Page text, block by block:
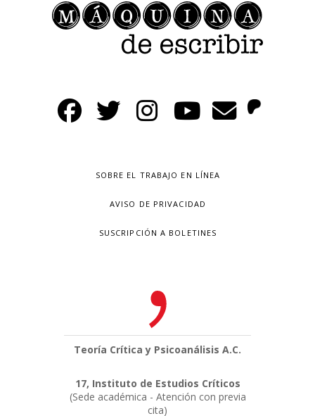
SOBRE EL TRABAJO EN LÍNEA
AVISO DE PRIVACIDAD
SUSCRIPCIÓN A BOLETINES
Teoría Crítica y Psicoanálisis A.C.
17, Instituto de Estudios Críticos
(Sede académica - Atención con previa
cita)